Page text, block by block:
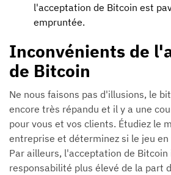
l'acceptation de Bitcoin est
empruntée.
Inconvénients de
de Bitcoin
Ne nous faisons pas d'illusions, le
encore très répandu et il y a une
pour vous et vos clients. Étudiez le
entreprise et déterminez si le jeu
Par ailleurs, l'acceptation de Bitcoin
responsabilité plus élevé de la part